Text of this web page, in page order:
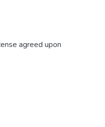
agreed upon